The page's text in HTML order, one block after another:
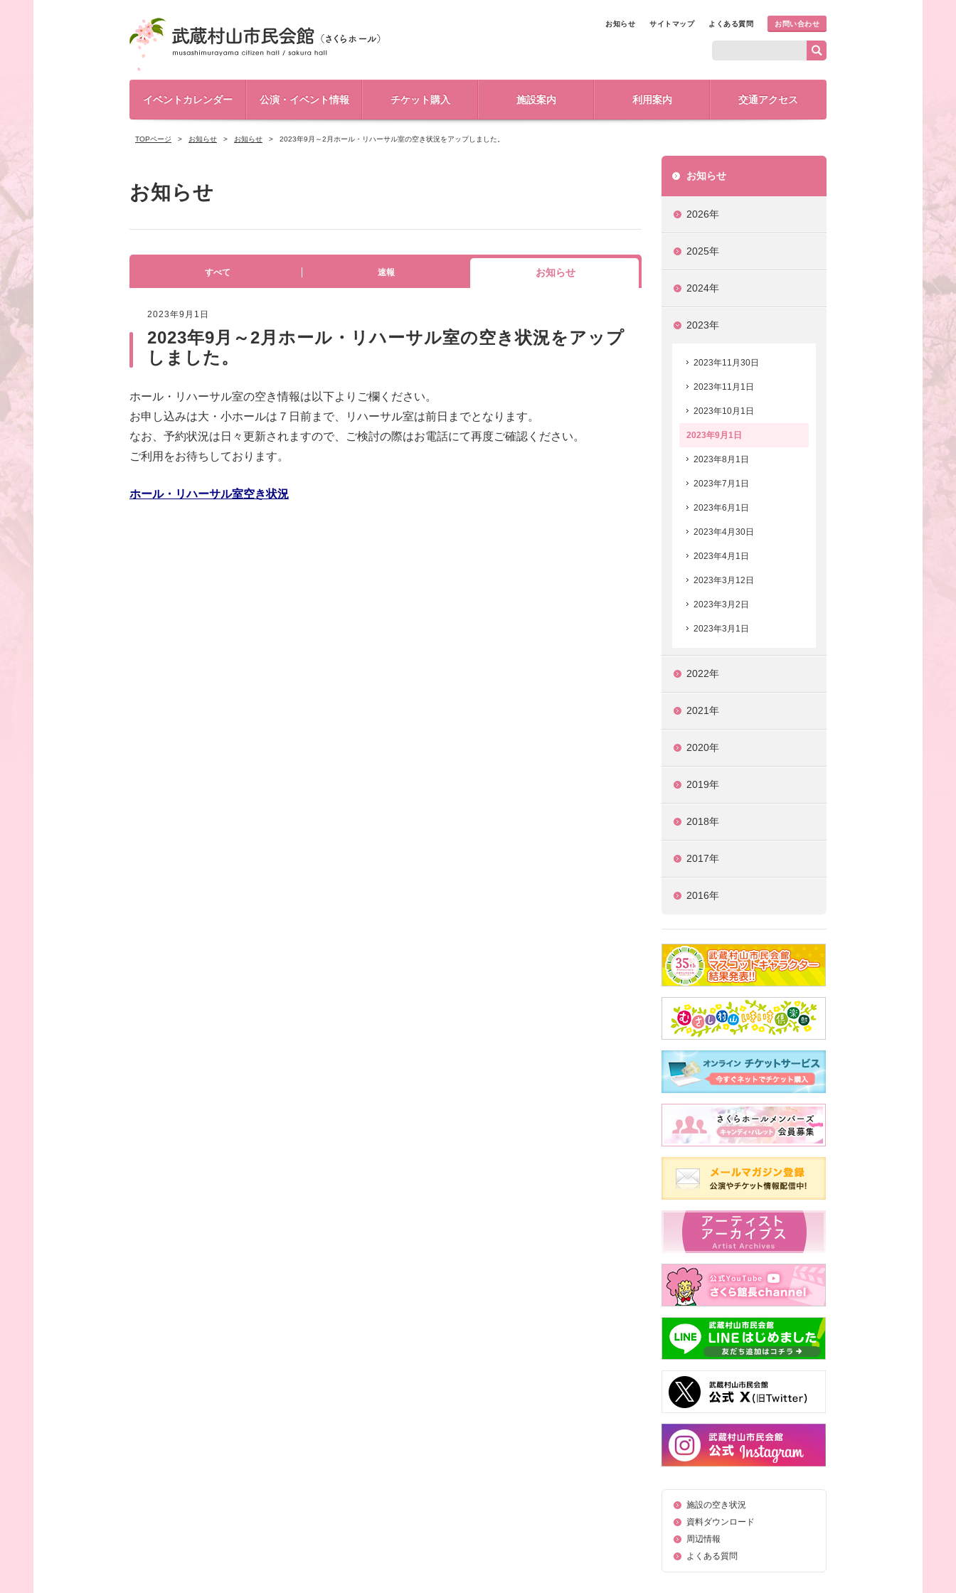
お知らせ サイトマップ よくある質問 お問い合わせ
イベントカレンダー 公演・イベント情報 チケット購入 施設案内 利用案内 交通アクセス
TOPページ お知らせ お知らせ 2023年9月～2月ホール・リハーサル室の空き状況をアップしました。
お知らせ
すべて 速報 お知らせ
2023年9月1日
2023年9月～2月ホール・リハーサル室の空き状況をアップ
しました。
ホール・リハーサル室の空き情報は以下よりご欄ください。
お申し込みは大・小ホールは７日前まで、リハーサル室は前日までとなります。
なお、予約状況は日々更新されますので、ご検討の際はお電話にて再度ご確認ください。
ご利用をお待ちしております。
ホール・リハーサル室空き状況
お知らせ
2026年
2025年
2024年
2023年
2023年11月30日
2023年11月1日
2023年10月1日
2023年9月1日
2023年8月1日
2023年7月1日
2023年6月1日
2023年4月30日
2023年4月1日
2023年3月12日
2023年3月2日
2023年3月1日
2022年
2021年
2020年
2019年
2018年
2017年
2016年
施設の空き状況
資料ダウンロード
周辺情報
よくある質問